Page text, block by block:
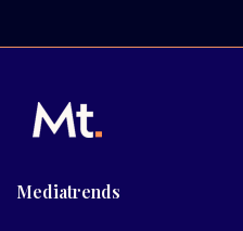
Mediatrends